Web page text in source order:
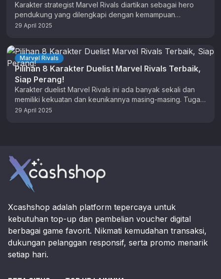
Karakter strategist Marvel Rivals diartikan sebagai hero
pendukung yang dilengkapi dengan kemampuan
menguatkan, menyembuhkan, dan bahkan menghidupkan
29 April 2025
Marvel Rivals
Pilihan 8 Karakter Duelist Marvel Rivals Terbaik,
Siap Perang!
Karakter duelist Marvel Rivals ini ada banyak sekali dan
memiliki kekuatan dan keunikannya masing-masing. Tugas
utama dari karakter ini adalah …
29 April 2025
Xcashshop adalah platform tepercaya untuk
kebutuhan top-up dan pembelian voucher digital
berbagai game favorit. Nikmati kemudahan transaksi,
dukungan pelanggan responsif, serta promo menarik
setiap hari.